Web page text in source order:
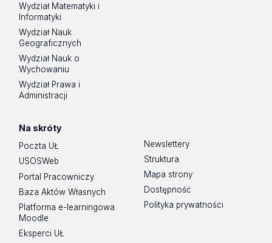
Wydział Matematyki i
Informatyki
Wydział Nauk
Geograficznych
Wydział Nauk o
Wychowaniu
Wydział Prawa i
Administracji
Na skróty
Poczta UŁ
USOSWeb
Portal Pracowniczy
Baza Aktów Własnych
Platforma e-learningowa
Moodle
Eksperci UŁ
Newslettery
Struktura
Mapa strony
Dostępność
Polityka prywatności